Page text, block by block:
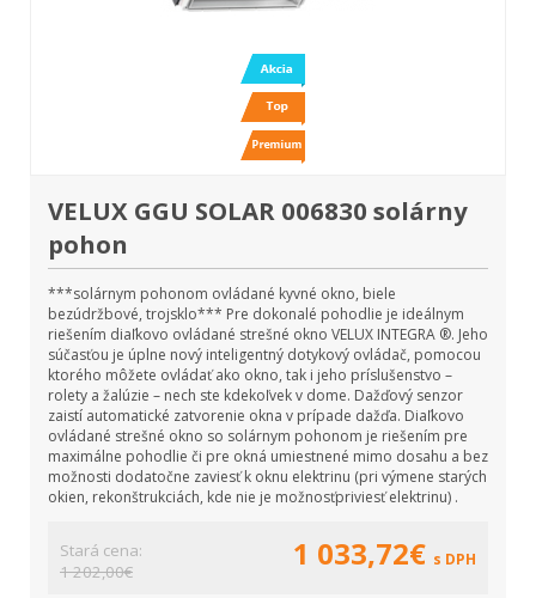
VELUX GGU SOLAR 006830 solárny
pohon
***solárnym pohonom ovládané kyvné okno, biele
bezúdržbové, trojsklo*** Pre dokonalé pohodlie je ideálnym
riešením diaľkovo ovládané strešné okno VELUX INTEGRA ®. Jeho
súčasťou je úplne nový inteligentný dotykový ovládač, pomocou
ktorého môžete ovládať ako okno, tak i jeho príslušenstvo –
rolety a žalúzie – nech ste kdekoľvek v dome. Dažďový senzor
zaistí automatické zatvorenie okna v prípade dažďa. Diaľkovo
ovládané strešné okno so solárnym pohonom je riešením pre
maximálne pohodlie či pre okná umiestnené mimo dosahu a bez
možnosti dodatočne zaviesť k oknu elektrinu (pri výmene starých
okien, rekonštrukciách, kde nie je možnosťpriviesť elektrinu) .
Stará cena:
1 202,00€
1 033,72€ s DPH